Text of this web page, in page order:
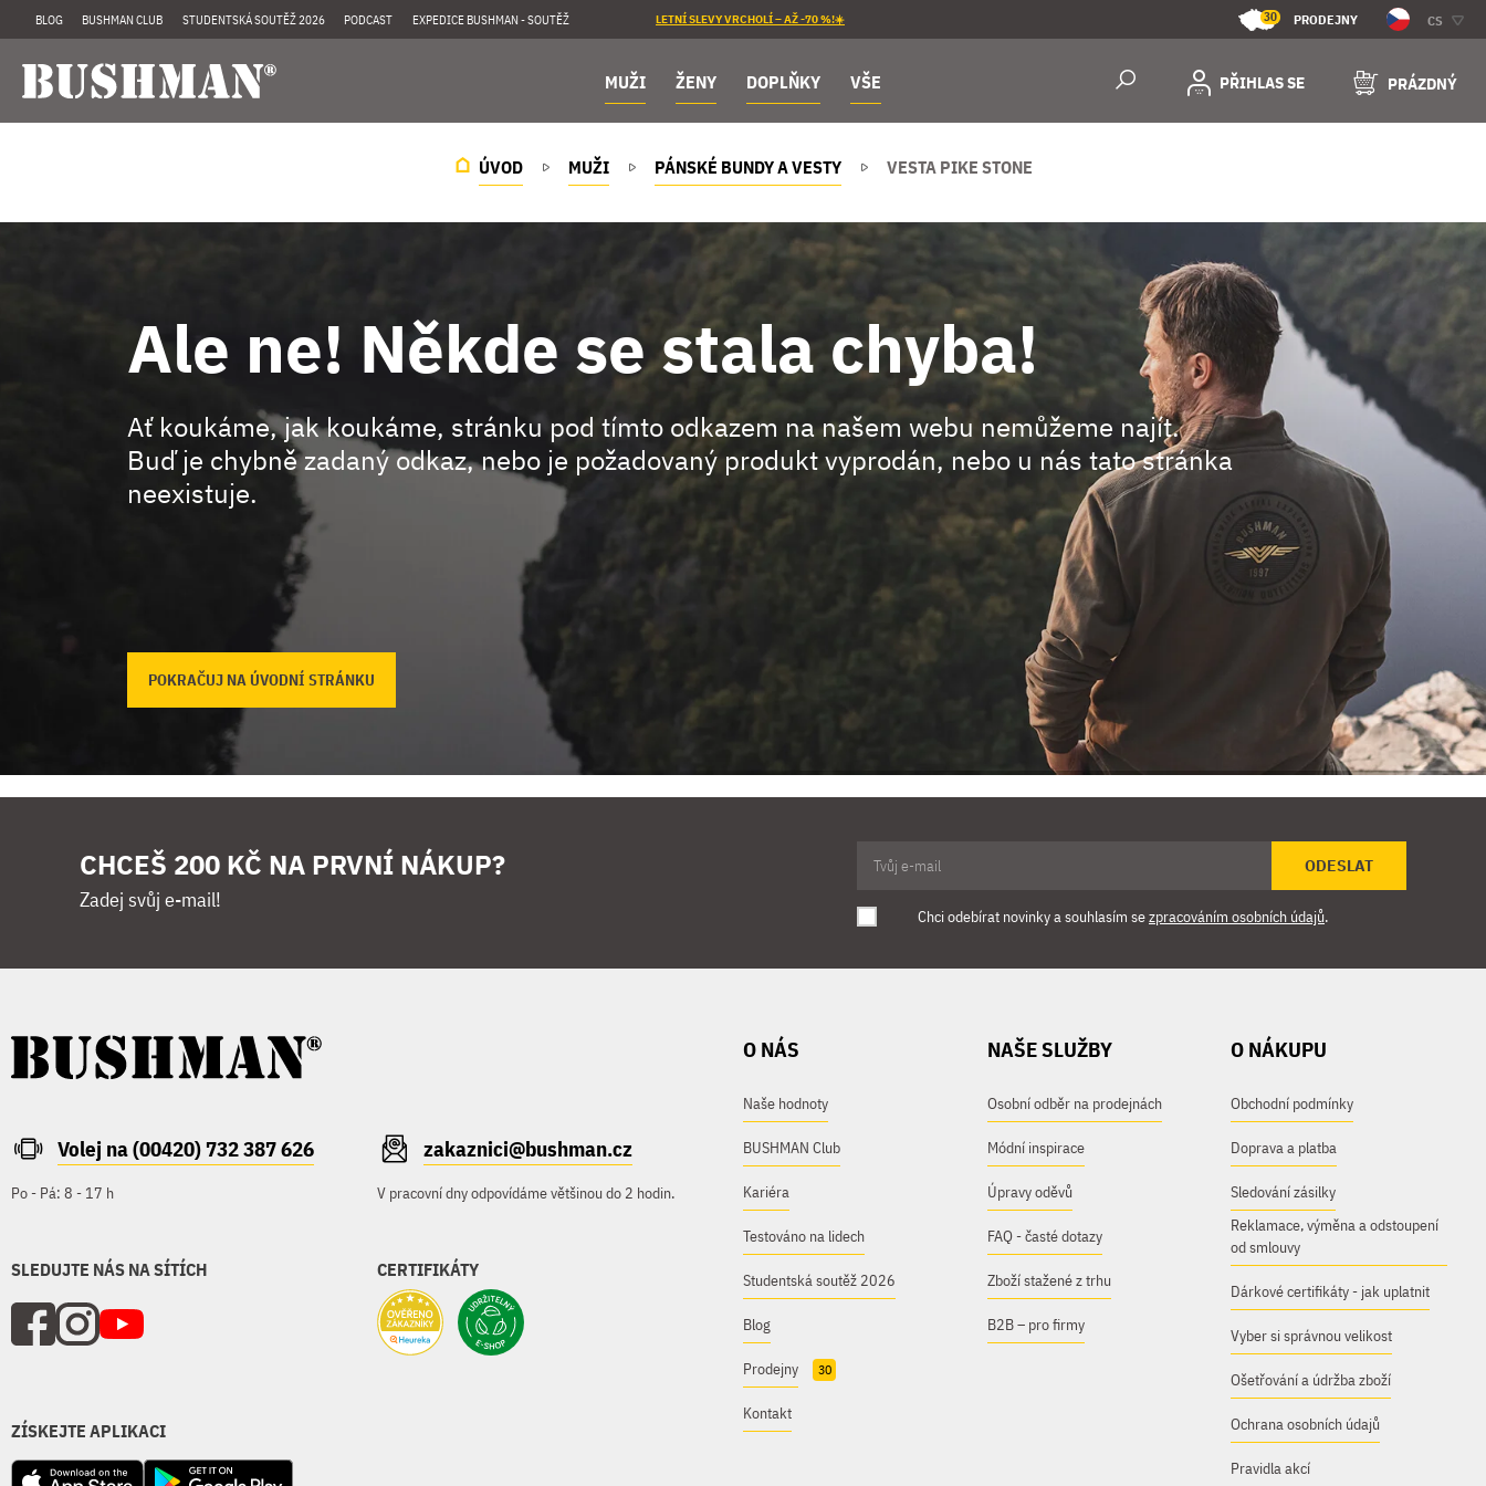
BLOG BUSHMAN CLUB STUDENTSKÁ SOUTĚŽ 2026 PODCAST EXPEDICE BUSHMAN - SOUTĚŽ LETNÍ SLEVY VRCHOLÍ – AŽ -70 %!☀️ 30 PRODEJNY CS
MUŽI ŽENY DOPLŇKY VŠE PŘIHLAS SE PRÁZDNÝ
ÚVOD MUŽI PÁNSKÉ BUNDY A VESTY VESTA PIKE STONE
Ale ne! Někde se stala chyba!
Ať koukáme, jak koukáme, stránku pod tímto odkazem na našem webu nemůžeme najít.
Buď je chybně zadaný odkaz, nebo je požadovaný produkt vyprodán, nebo u nás tato stránka
neexistuje.
POKRAČUJ NA ÚVODNÍ STRÁNKU
CHCEŠ 200 KČ NA PRVNÍ NÁKUP?
Zadej svůj e-mail!
ODESLAT
Chci odebírat novinky a souhlasím sezpracováním osobních údajů.
Volej na (00420) 732 387 626
Po - Pá: 8 - 17 h
zakaznici@bushman.cz
V pracovní dny odpovídáme většinou do 2 hodin.
SLEDUJTE NÁS NA SÍTÍCH CERTIFIKÁTY
ZÍSKEJTE APLIKACI
O NÁS
Naše hodnoty
BUSHMAN Club
Kariéra
Testováno na lidech
Studentská soutěž 2026
Blog
Prodejny 30
Kontakt
NAŠE SLUŽBY
Osobní odběr na prodejnách
Módní inspirace
Úpravy oděvů
FAQ - časté dotazy
Zboží stažené z trhu
B2B – pro firmy
O NÁKUPU
Obchodní podmínky
Doprava a platba
Sledování zásilky
Reklamace, výměna a odstoupení
od smlouvy
Dárkové certifikáty - jak uplatnit
Vyber si správnou velikost
Ošetřování a údržba zboží
Ochrana osobních údajů
Pravidla akcí